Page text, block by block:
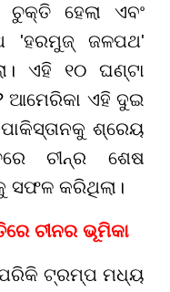
ହେଲା ଏବଂ
'ହରମୁଜ୍ ଜଳପଥ'
ଏହି ୧୦ ଘଣ୍ଟା
ଆମେରିକା ଏହି ଦୁଇ
ଶ୍ରେୟ
ଚୀନ୍ର ଶେଷ
ସଫଳ କରିଥିଲା।
ଚୀନର ଭୂମିକା
ଟ୍ରମ୍ପ ମଧ୍ୟ